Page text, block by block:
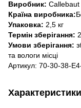
Виробник: Callebaut
Країна виробника:
Упаковка: 2,5 кг
Термін зберігання:
Умови зберігання:
та вологи місці
Артикул: 70-30-38-
Характеристики